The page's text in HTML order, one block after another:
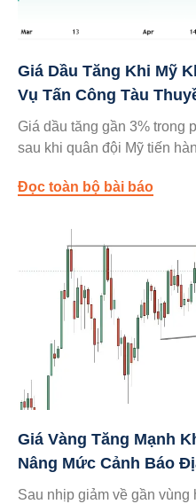
Giá Dầu Tăng Khi Mỹ
Vụ Tấn Công Tàu
Giá dầu tăng gần 3% trong
sau khi quân đội Mỹ tiến
Đọc toàn bộ bài báo
Giá Vàng Tăng Mạnh
Nâng Mức Cảnh Báo
Sau nhịp giảm về gần vùng